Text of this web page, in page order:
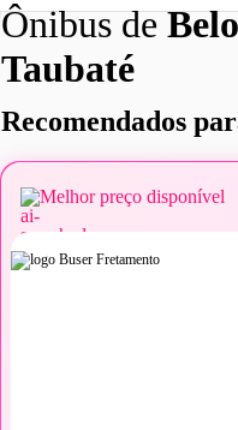
Ônibus de
Taubaté
Recomendados
Melhor preço disponível